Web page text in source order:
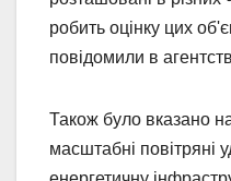
робить оцінку цих
повідомили в
Також було вказано
масштабні повітряні